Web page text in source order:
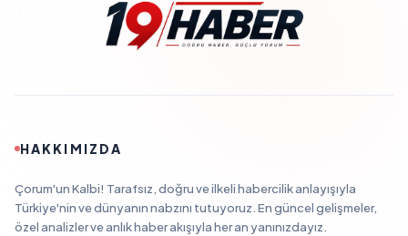
HAKKIMIZDA
Çorum'un Kalbi! Tarafsız, doğru ve ilkeli habercilik anlayışıyla
Türkiye'nin ve dünyanın nabzını tutuyoruz. En güncel gelişmeler,
özel analizler ve anlık haber akışıyla her an yanınızdayız.